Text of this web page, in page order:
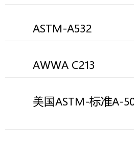
ASTM-A532
AWWA C213
美国ASTM-标准A-